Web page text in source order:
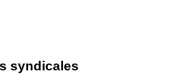
syndicales